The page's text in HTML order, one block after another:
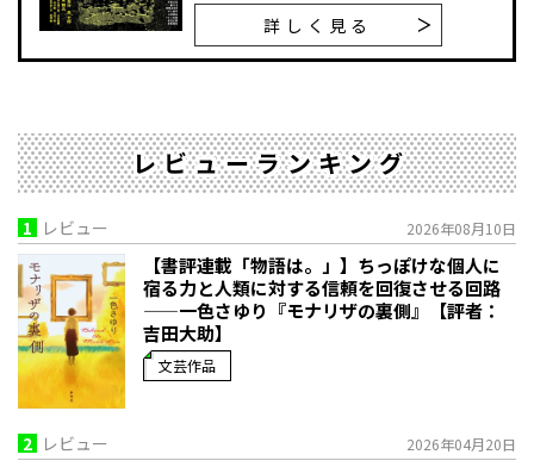
詳しく見る
レビューランキング
1 レビュー 2026年08月10日
【書評連載「物語は。」】ちっぽけな個人に
宿る力と人類に対する信頼を回復させる回路
——一色さゆり『モナリザの裏側』【評者：
吉田大助】
文芸作品
2 レビュー 2026年04月20日